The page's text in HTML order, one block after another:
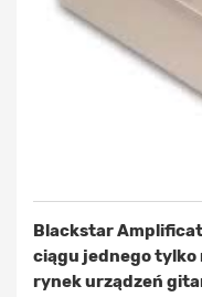
Blackstar
ciągu jednego tylko
rynek urządzeń